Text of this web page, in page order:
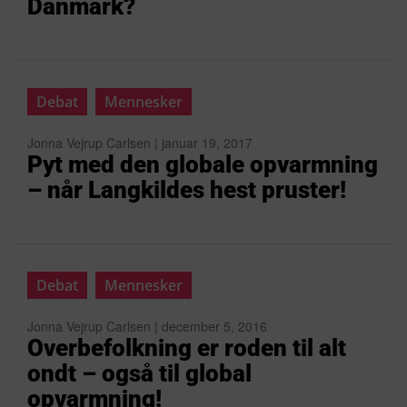
Danmark?
Debat Mennesker
Jonna Vejrup Carlsen | januar 19, 2017
Pyt med den globale opvarmning
– når Langkildes hest pruster!
Debat Mennesker
Jonna Vejrup Carlsen | december 5, 2016
Overbefolkning er roden til alt
ondt – også til global
opvarmning!